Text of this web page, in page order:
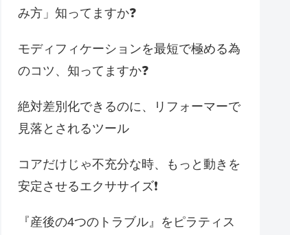
み方」知ってますか❓
モディフィケーションを最短で極める為
のコツ、知ってますか❓
絶対差別化できるのに、リフォーマーで
見落とされるツール
コアだけじゃ不充分な時、もっと動きを
安定させるエクササイズ❗️
『産後の4つのトラブル』をピラティス